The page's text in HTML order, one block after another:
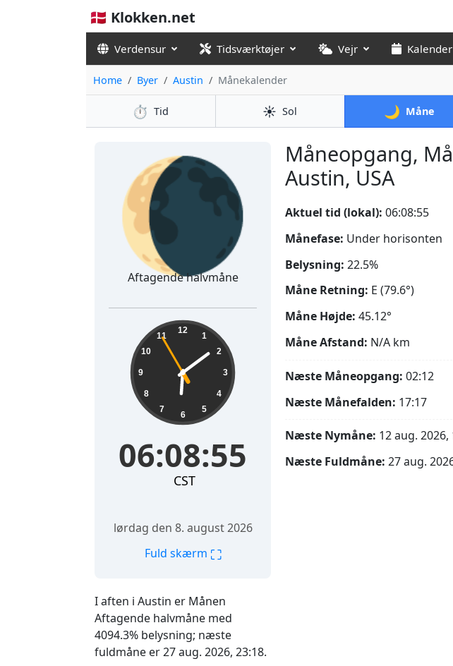
🇩🇰 Klokken.net
Verdensur Tidsværktøjer Vejr
Home Byer Austin Månekalender
⏱️ Tid ☀️ Sol 🌙 Måne
Måneopgang,
Austin, USA
I aften i Austin er Månen
Aftagende halvmåne med
4094.3% belysning; næste
fuldmåne er 27 aug. 2026, 23:18.
🌘
Aftagende halvmåne
06:08:57 12
1
2
3
4
5
6
7
8
9
10
11
06:08:57
CST
lørdag den 8. august 2026
Fuld skærm ⛶
Aktuel tid (lokal): 06:08:57
Månefase: Under horisonten
Belysning: 22.5%
Måne Retning: E (79.6°)
Måne Højde: 45.12°
Måne Afstand: N/A km
Næste Måneopgang: 02:12
Næste Månefalden: 17:17
Næste Nymåne: 12 aug. 2026,
Næste Fuldmåne: 27 aug.